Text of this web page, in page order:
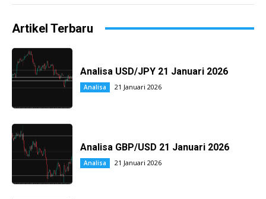
Artikel Terbaru
Analisa USD/JPY 21 Januari 2026
Analisa 21 Januari 2026
Analisa GBP/USD 21 Januari 2026
Analisa 21 Januari 2026